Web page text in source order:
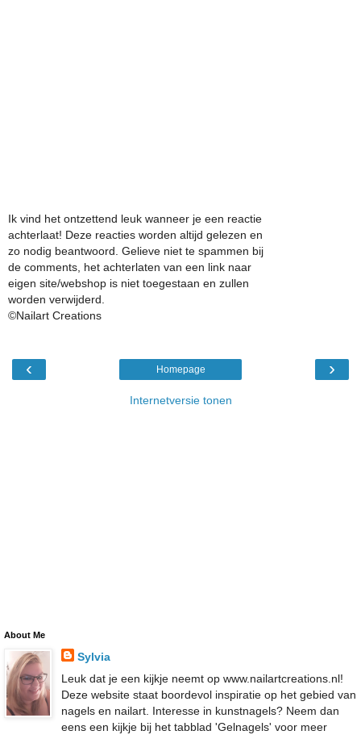
Ik vind het ontzettend leuk wanneer je een reactie
achterlaat! Deze reacties worden altijd gelezen en
zo nodig beantwoord. Gelieve niet te spammen bij
de comments, het achterlaten van een link naar
eigen site/webshop is niet toegestaan en zullen
worden verwijderd.
©Nailart Creations
‹ ›
Homepage
Internetversie tonen
About Me
Sylvia
Leuk dat je een kijkje neemt op www.nailartcreations.nl!
Deze website staat boordevol inspiratie op het gebied van
nagels en nailart. Interesse in kunstnagels? Neem dan
eens een kijkje bij het tabblad 'Gelnagels' voor meer